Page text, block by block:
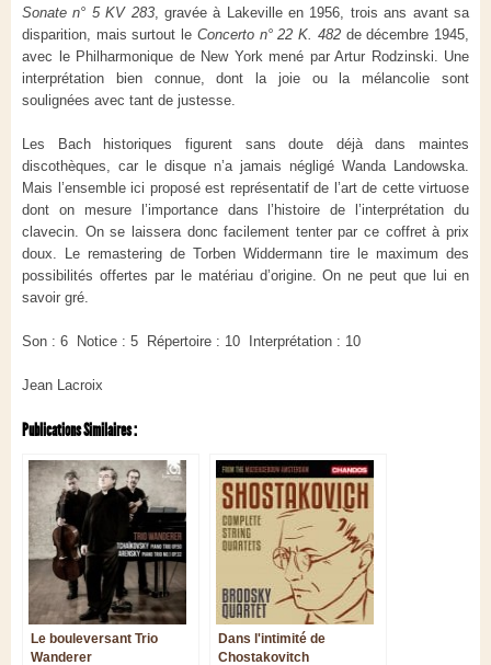
Sonate n° 5 KV 283, gravée à Lakeville en 1956, trois ans avant sa
disparition, mais surtout le Concerto n° 22 K. 482de décembre 1945,
avec le Philharmonique de New York mené par Artur Rodzinski. Une
interprétation bien connue, dont la joie ou la mélancolie sont
soulignées avec tant de justesse.
Les Bach historiques figurent sans doute déjà dans maintes
discothèques, car le disque n’a jamais négligé Wanda Landowska.
Mais l’ensemble ici proposé est représentatif de l’art de cette virtuose
dont on mesure l’importance dans l’histoire de l’interprétation du
clavecin. On se laissera donc facilement tenter par ce coffret à prix
doux. Le remastering de Torben Widdermann tire le maximum des
possibilités offertes par le matériau d’origine. On ne peut que lui en
savoir gré.
Son : 6 Notice : 5 Répertoire : 10 Interprétation : 10
Jean Lacroix
Publications Similaires :
Le bouleversant Trio
Wanderer
Dans l'intimité de
Chostakovitch